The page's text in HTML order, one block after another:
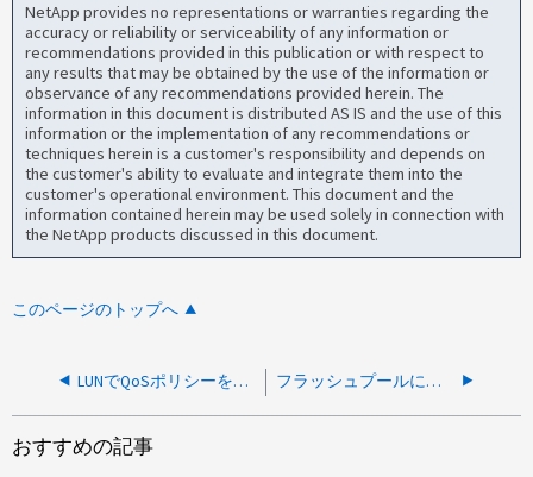
NetApp provides no representations or warranties regarding the
accuracy or reliability or serviceability of any information or
recommendations provided in this publication or with respect to
any results that may be obtained by the use of the information or
observance of any recommendations provided herein. The
information in this document is distributed AS IS and the use of this
information or the implementation of any recommendations or
techniques herein is a customer's responsibility and depends on
the customer's ability to evaluate and integrate them into the
customer's operational environment. This document and the
information contained herein may be used solely in connection with
the NetApp products discussed in this document.
このページのトップへ
LUNでQoSポリシーを無効にする方法 フラッシュプールにある FlexVol のキャッシュ設定を無効にする方法または変更する方法
おすすめの記事